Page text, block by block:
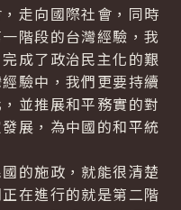
走向國際社會，同時
階段的台灣經驗，我
成了政治民主化的艱
驗中，我們更要持續
並推展和平務實的對
展，為中國的和平統
的施政，就能很清楚
在進行的就是第二階